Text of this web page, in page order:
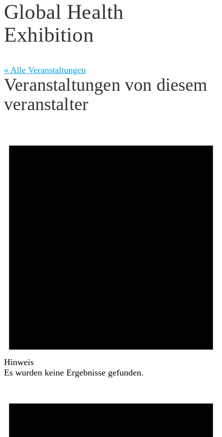
Global Health
Exhibition
« Alle Veranstaltungen
Veranstaltungen von diesem
veranstalter
Hinweis
Es wurden keine Ergebnisse gefunden.